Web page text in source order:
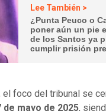
Lee También >
¿Punta Peuco o
poner aún un pie
de los Santos ya
cumplir prisión
el foco del tribunal se
mayo de 2025,